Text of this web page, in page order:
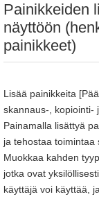
Painikkeiden
näyttöön
painikkeet)
Lisää painikkeita
skannaus-, kopiointi-
Painamalla lisättyä
ja tehostaa toimintaa
Muokkaa kahden
jotka ovat
käyttäjä voi käyttää,